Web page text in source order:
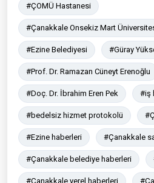
#ÇOMÜ Hastanesi
#Çanakkale Onsekiz Mart
#Ezine Belediyesi #Güray
#Prof. Dr. Ramazan Cüneyt Erenoğlu
#Doç. Dr. İbrahim Eren Pek #iş
#bedelsiz hizmet protokolü
#Ezine haberleri #Çanakkale
#Çanakkale belediye haberleri
#Çanakkale yerel haberleri